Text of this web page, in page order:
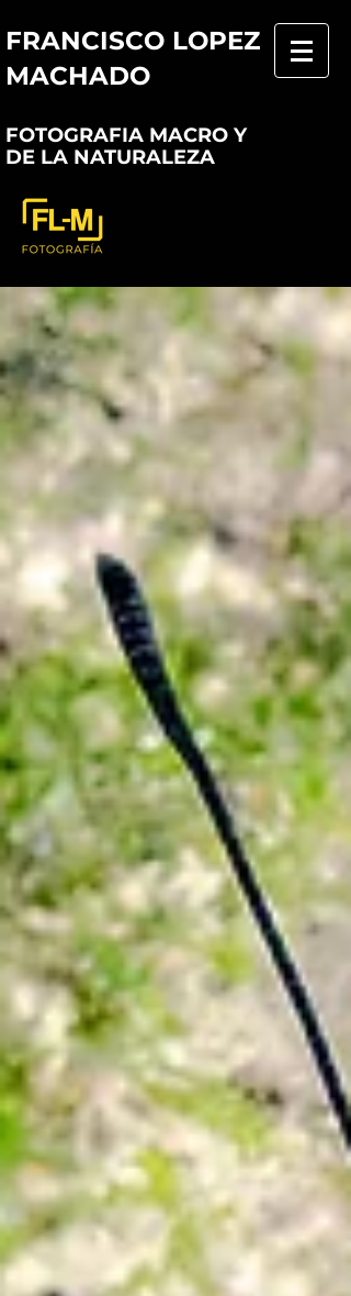
FRANCISCO LOPEZ
MACHADO
FOTOGRAFIA MACRO Y
DE LA NATURALEZA